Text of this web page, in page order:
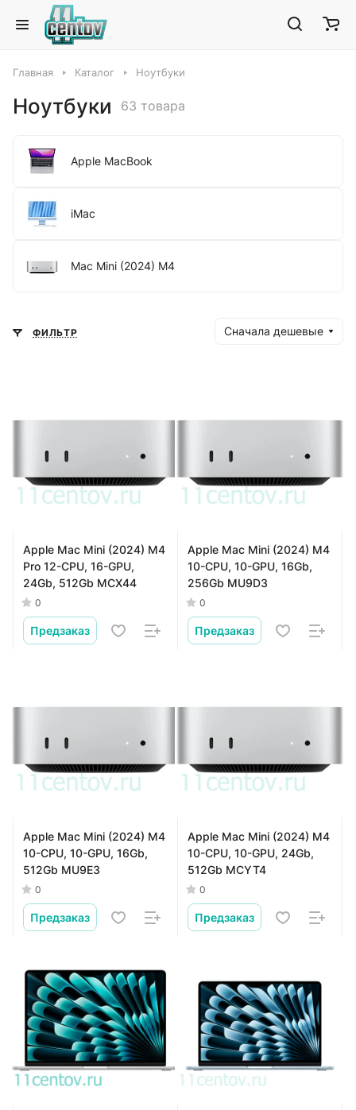
Главная Каталог Ноутбуки
Ноутбуки 63 товара
Apple MacBook
iMac
Mac Mini (2024) M4
ФИЛЬТР Сначала дешевые
Apple Mac Mini (2024) M4
Pro 12-CPU, 16-GPU,
24Gb, 512Gb MCX44
0
Предзаказ
Apple Mac Mini (2024) M4
10-CPU, 10-GPU, 16Gb,
256Gb MU9D3
0
Предзаказ
Apple Mac Mini (2024) M4
10-CPU, 10-GPU, 16Gb,
512Gb MU9E3
0
Предзаказ
Apple Mac Mini (2024) M4
10-CPU, 10-GPU, 24Gb,
512Gb MCYT4
0
Предзаказ